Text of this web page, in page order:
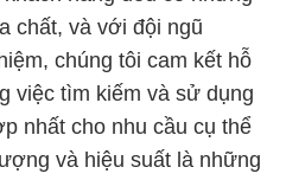
chất, và với đội ngũ
chúng tôi cam kết hỗ
việc tìm kiếm và sử dụng
nhất cho nhu cầu cụ thể
và hiệu suất là những